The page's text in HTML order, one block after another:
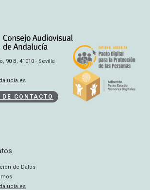
90 B, 41010 - Sevilla
CONTACTO
de Datos